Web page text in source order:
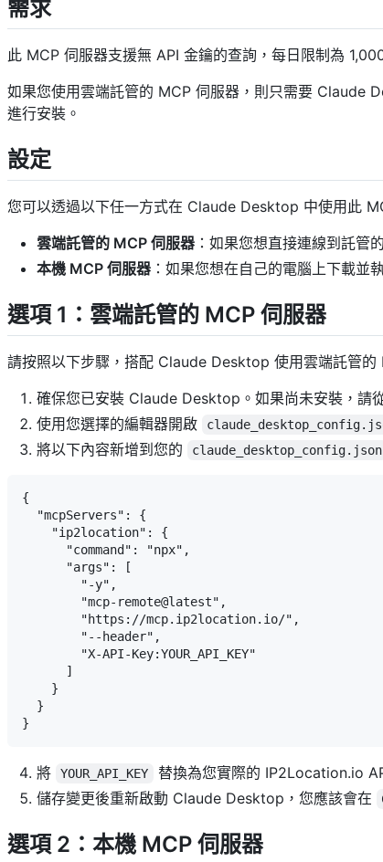
需求
此 MCP 伺服器支援無 API 金鑰的查詢，每日限制為
如果您使用雲端託管的 MCP 伺服器，則只需要 Claude
進行安裝。
設定
您可以透過以下任一方式在 Claude Desktop 中使用此
雲端託管的 MCP 伺服器 ：如果您想直接連線到託管
本機 MCP 伺服器 ：如果您想在自己的電腦上下載並
選項 1：雲端託管的 MCP 伺服器
請按照以下步驟，搭配 Claude Desktop 使用雲端託管的
確保您已安裝 Claude Desktop。如果尚未安裝，請
使用您選擇的編輯器開啟
將以下內容新增到您的
claude_desktop_config.json
{
  "mcpServers": {
    "ip2location": {
      "command": "npx",
      "args": [
        "-y",
        "mcp-remote@latest",
        "https://mcp.ip2location.io/",
        "--header",
        "X-API-Key:YOUR_API_KEY"
      ]
    }
  }
將 YOUR_API_KEY 替換為您實際的 IP2Location.io
儲存變更後重新啟動 Claude Desktop，您應該會在
選項 2：本機 MCP 伺服器